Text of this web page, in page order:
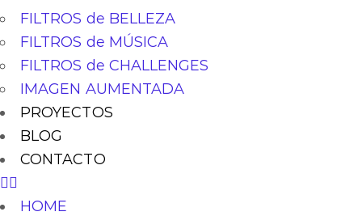
FILTROS de BELLEZA
FILTROS de MÚSICA
FILTROS de CHALLENGES
IMAGEN AUMENTADA
PROYECTOS
BLOG
CONTACTO
HOME